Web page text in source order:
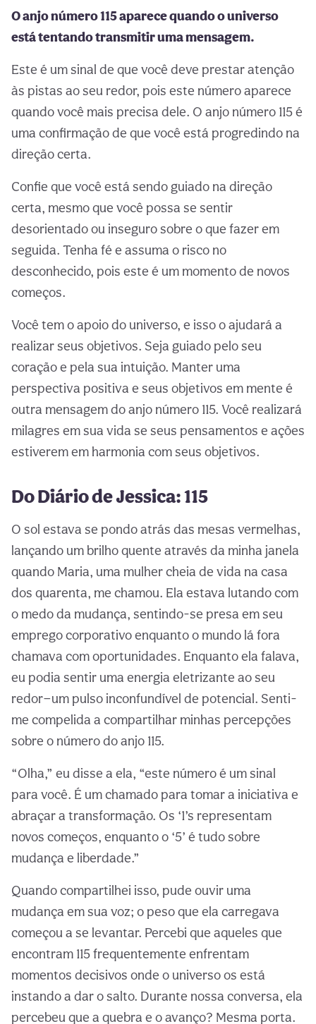
O anjo número 115 aparece quando o universo
está tentando transmitir uma mensagem.
Este é um sinal de que você deve prestar atenção
às pistas ao seu redor, pois este número aparece
quando você mais precisa dele. O anjo número 115 é
uma confirmação de que você está progredindo na
direção certa.
Confie que você está sendo guiado na direção
certa, mesmo que você possa se sentir
desorientado ou inseguro sobre o que fazer em
seguida. Tenha fé e assuma o risco no
desconhecido, pois este é um momento de novos
começos.
Você tem o apoio do universo, e isso o ajudará a
realizar seus objetivos. Seja guiado pelo seu
coração e pela sua intuição. Manter uma
perspectiva positiva e seus objetivos em mente é
outra mensagem do anjo número 115. Você realizará
milagres em sua vida se seus pensamentos e ações
estiverem em harmonia com seus objetivos.
Do Diário de Jessica: 115
O sol estava se pondo atrás das mesas vermelhas,
lançando um brilho quente através da minha janela
quando Maria, uma mulher cheia de vida na casa
dos quarenta, me chamou. Ela estava lutando com
o medo da mudança, sentindo-se presa em seu
emprego corporativo enquanto o mundo lá fora
chamava com oportunidades. Enquanto ela falava,
eu podia sentir uma energia eletrizante ao seu
redor—um pulso inconfundível de potencial. Senti-
me compelida a compartilhar minhas percepções
sobre o número do anjo 115.
“Olha,” eu disse a ela, “este número é um sinal
para você. É um chamado para tomar a iniciativa e
abraçar a transformação. Os ‘1’s representam
novos começos, enquanto o ‘5’ é tudo sobre
mudança e liberdade.”
Quando compartilhei isso, pude ouvir uma
mudança em sua voz; o peso que ela carregava
começou a se levantar. Percebi que aqueles que
encontram 115 frequentemente enfrentam
momentos decisivos onde o universo os está
instando a dar o salto. Durante nossa conversa, ela
percebeu que a quebra e o avanço? Mesma porta.